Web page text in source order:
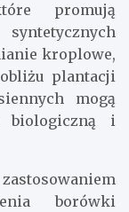
promują
kroplowe,
plantacji
mogą
biologiczną i
borówki